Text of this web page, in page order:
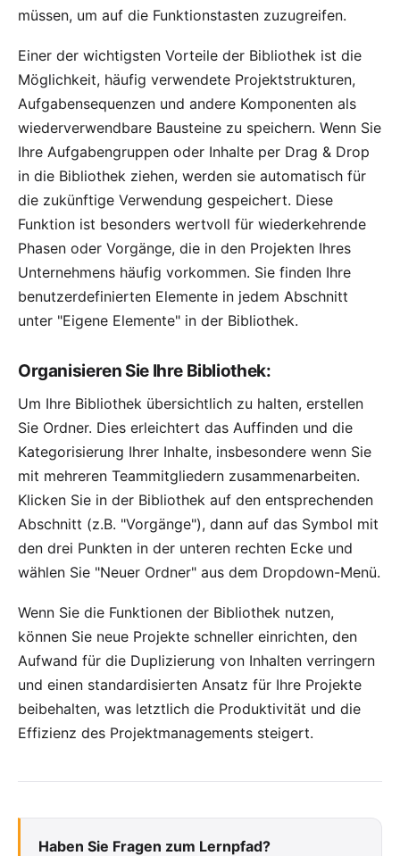
müssen, um auf die Funktionstasten zuzugreifen.
Einer der wichtigsten Vorteile der Bibliothek ist die
Möglichkeit, häufig verwendete Projektstrukturen,
Aufgabensequenzen und andere Komponenten als
wiederverwendbare Bausteine zu speichern. Wenn Sie
Ihre Aufgabengruppen oder Inhalte per Drag & Drop
in die Bibliothek ziehen, werden sie automatisch für
die zukünftige Verwendung gespeichert. Diese
Funktion ist besonders wertvoll für wiederkehrende
Phasen oder Vorgänge, die in den Projekten Ihres
Unternehmens häufig vorkommen. Sie finden Ihre
benutzerdefinierten Elemente in jedem Abschnitt
unter "Eigene Elemente" in der Bibliothek.
Organisieren Sie Ihre Bibliothek:
Um Ihre Bibliothek übersichtlich zu halten, erstellen
Sie Ordner. Dies erleichtert das Auffinden und die
Kategorisierung Ihrer Inhalte, insbesondere wenn Sie
mit mehreren Teammitgliedern zusammenarbeiten.
Klicken Sie in der Bibliothek auf den entsprechenden
Abschnitt (z.B. "Vorgänge"), dann auf das Symbol mit
den drei Punkten in der unteren rechten Ecke und
wählen Sie "Neuer Ordner" aus dem Dropdown-Menü.
Wenn Sie die Funktionen der Bibliothek nutzen,
können Sie neue Projekte schneller einrichten, den
Aufwand für die Duplizierung von Inhalten verringern
und einen standardisierten Ansatz für Ihre Projekte
beibehalten, was letztlich die Produktivität und die
Effizienz des Projektmanagements steigert.
Haben Sie Fragen zum Lernpfad?